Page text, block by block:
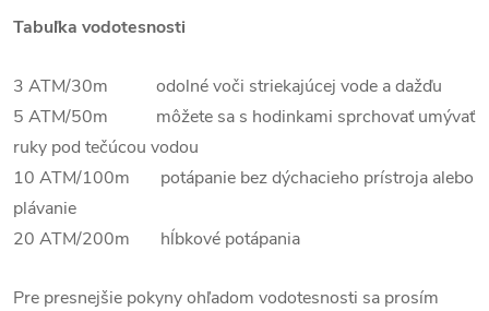
Tabuľka vodotesnosti
3 ATM/30m odolné voči striekajúcej vode a dažďu
5 ATM/50m môžete sa s hodinkami sprchovať umývať
ruky pod tečúcou vodou
10 ATM/100m potápanie bez dýchacieho prístroja alebo
plávanie
20 ATM/200m hĺbkové potápania
Pre presnejšie pokyny ohľadom vodotesnosti sa prosím